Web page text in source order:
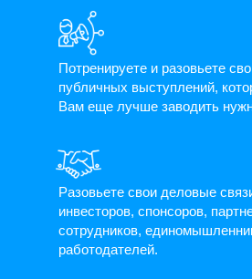
Потренируете и разовьете
публичных выступлений,
Вам еще лучше заводить
Разовьете свои деловые
инвесторов, спонсоров,
сотрудников,
работодателей.